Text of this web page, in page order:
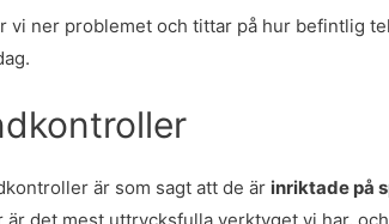
vi ner problemet och tittar på hur befintlig
är som sagt att de är inriktade på